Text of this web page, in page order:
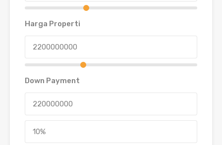
Harga Properti
Down Payment